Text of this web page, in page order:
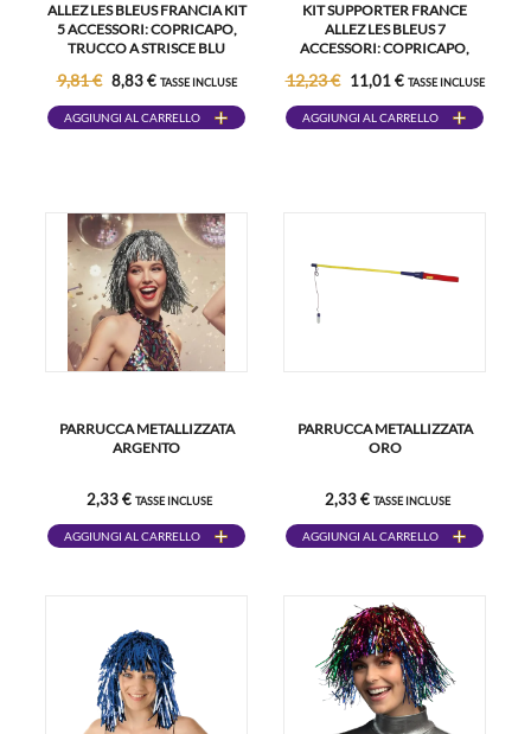
ALLEZ LES BLEUS FRANCIA KIT
5 ACCESSORI: COPRICAPO,
TRUCCO A STRISCE BLU
FRANCIA 30X45CM
9,81 € 8,83 € TASSE INCLUSE
AGGIUNGI AL CARRELLO
KIT SUPPORTER FRANCE
ALLEZ LES BLEUS 7
ACCESSORI: COPRICAPO,
FRANCIA 30X45CM, 2
BASTONI LED TRICOLORE
12,23 € 11,01 € TASSE INCLUSE
AGGIUNGI AL CARRELLO
PARRUCCA METALLIZZATA
ARGENTO
2,33 € TASSE INCLUSE
AGGIUNGI AL CARRELLO
PARRUCCA METALLIZZATA
ORO
2,33 € TASSE INCLUSE
AGGIUNGI AL CARRELLO